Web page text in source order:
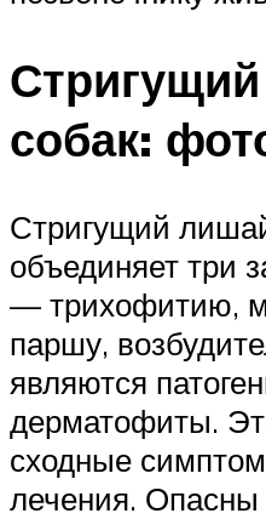
собак:
Стригущий
объединяет три
— трихофитию,
паршу,
являются
дерматофиты.
сходные
лечения.